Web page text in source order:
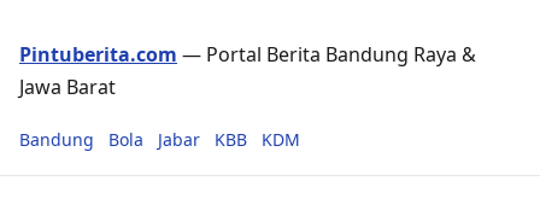
Pintuberita.com — Portal Berita Bandung Raya &
Jawa Barat
Bandung Bola Jabar KBB KDM